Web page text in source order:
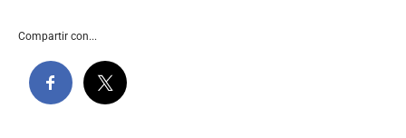
Compartir con...